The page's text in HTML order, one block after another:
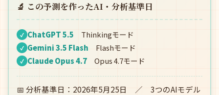
🔬 この予測を作ったAI・分析基準日
✓ ChatGPT 5.5 Thinkingモード
✓ Gemini 3.5 Flash Flashモード
✓ Claude Opus 4.7 Opus 4.7モード
📅 分析基準日：2026年5月25日 ／ 3つのAIモデル